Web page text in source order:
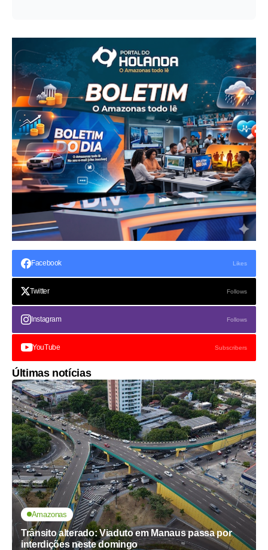
Facebook Likes
Twitter Follows
Instagram Follows
YouTube Subscribers
Últimas notícias
Amazonas
Trânsito alterado: Viaduto em Manaus passa por
interdições neste domingo